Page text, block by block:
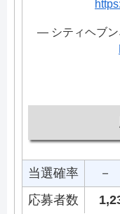
— シティヘブン
当選確率
－
応募者数